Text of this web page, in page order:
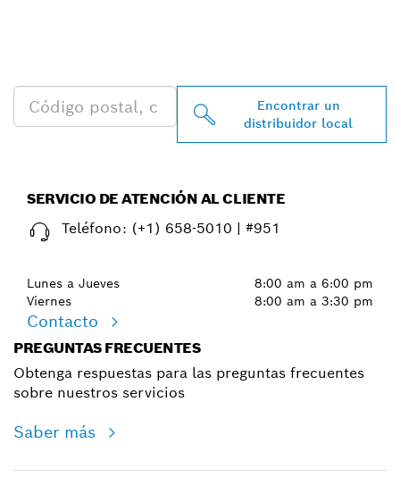
Encontrar un
distribuidor local
SERVICIO DE ATENCIÓN AL CLIENTE
Teléfono: (+1) 658-5010 | #951
Lunes a Jueves
Viernes
8:00 am a 6:00 pm
8:00 am a 3:30 pm
Contacto
PREGUNTAS FRECUENTES
Obtenga respuestas para las preguntas frecuentes
sobre nuestros servicios
Saber más